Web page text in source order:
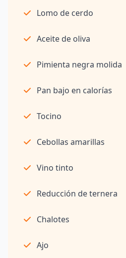
Lomo de cerdo
Aceite de oliva
Pimienta negra molida
Pan bajo en calorías
Tocino
Cebollas amarillas
Vino tinto
Reducción de ternera
Chalotes
Ajo